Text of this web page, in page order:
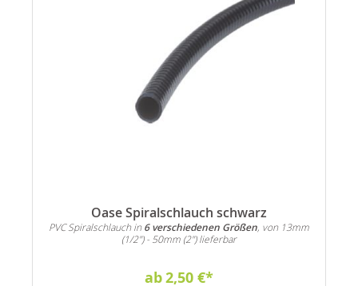
Oase Spiralschlauch schwarz
PVC Spiralschlauch in6 verschiedenen Größen, von 13mm
(1/2") - 50mm (2") lieferbar
ab2,50 €